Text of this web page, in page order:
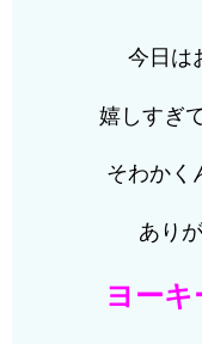
今日は
嬉しすぎ
そわかく
あり
ヨー